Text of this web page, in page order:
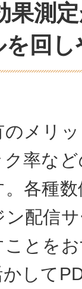
測
回
のメリ
率な
各種
配信
とを
して